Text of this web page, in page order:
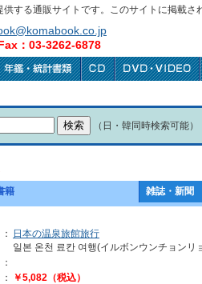
する通販サイトです。このサイトに掲載
：03-3262-6878
（日・韓同時検索可能）
籍 雑誌・新聞
：
日本の温泉旅館旅行
일본 온천 료칸 여행(イルボンウンチョンリ
：
：
￥5,082（税込）